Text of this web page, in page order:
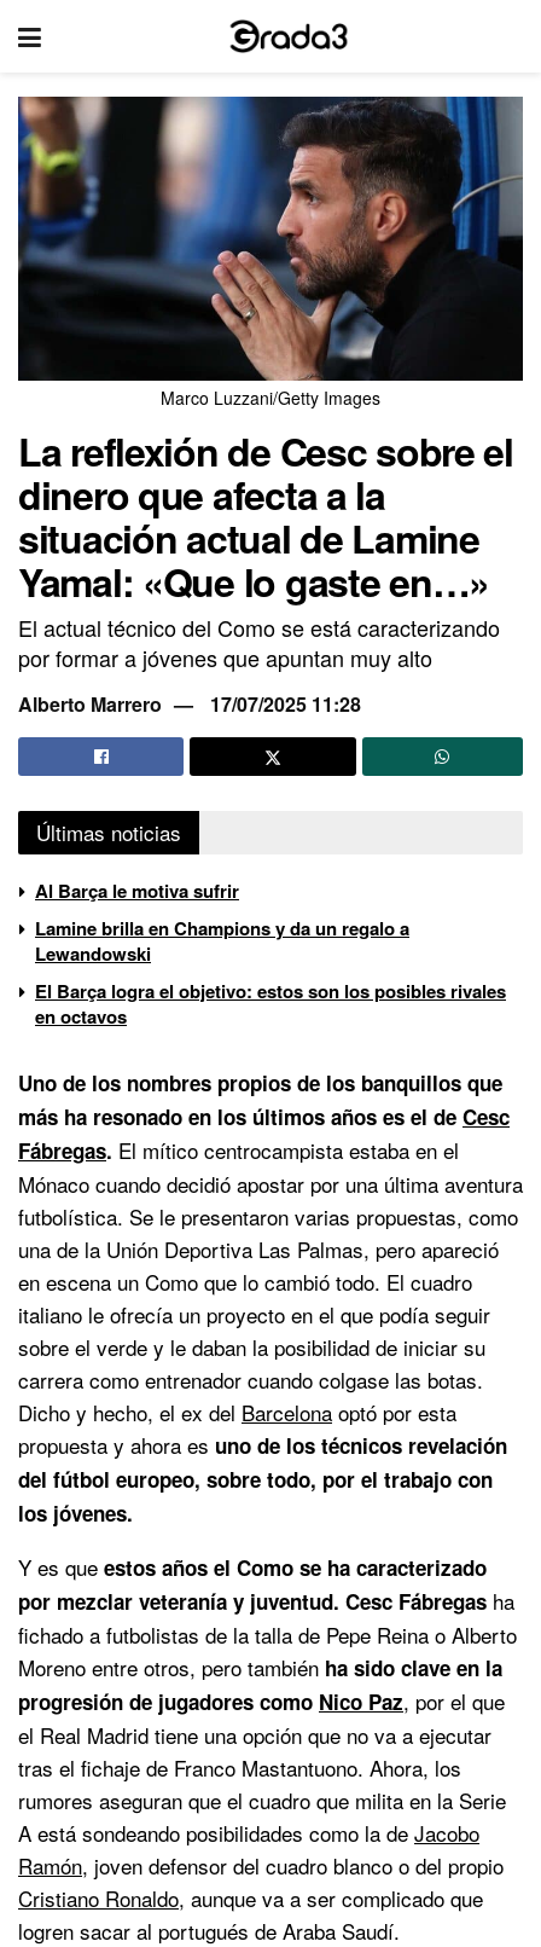
Marco Luzzani/Getty Images
La reflexión de Cesc sobre el
dinero que afecta a la
situación actual de Lamine
Yamal: «Que lo gaste en…»
El actual técnico del Como se está caracterizando
por formar a jóvenes que apuntan muy alto
Alberto Marrero 17/07/2025 11:28
Últimas noticias
Al Barça le motiva sufrir
Lamine brilla en Champions y da un regalo a
Lewandowski
El Barça logra el objetivo: estos son los posibles rivales
en octavos
Uno de los nombres propios de los banquillos que
más ha resonado en los últimos años es el de Cesc
Fábregas. El mítico centrocampista estaba en el
Mónaco cuando decidió apostar por una última aventura
futbolística. Se le presentaron varias propuestas, como
una de la Unión Deportiva Las Palmas, pero apareció
en escena un Como que lo cambió todo. El cuadro
italiano le ofrecía un proyecto en el que podía seguir
sobre el verde y le daban la posibilidad de iniciar su
carrera como entrenador cuando colgase las botas.
Dicho y hecho, el ex del Barcelona optó por esta
propuesta y ahora es uno de los técnicos revelación
del fútbol europeo, sobre todo, por el trabajo con
los jóvenes.
Y es que estos años el Como se ha caracterizado
por mezclar veteranía y juventud. Cesc Fábregas ha
fichado a futbolistas de la talla de Pepe Reina o Alberto
Moreno entre otros, pero también ha sido clave en la
progresión de jugadores como Nico Paz, por el que
el Real Madrid tiene una opción que no va a ejecutar
tras el fichaje de Franco Mastantuono. Ahora, los
rumores aseguran que el cuadro que milita en la Serie
A está sondeando posibilidades como la de Jacobo
Ramón, joven defensor del cuadro blanco o del propio
Cristiano Ronaldo, aunque va a ser complicado que
logren sacar al portugués de Araba Saudí.